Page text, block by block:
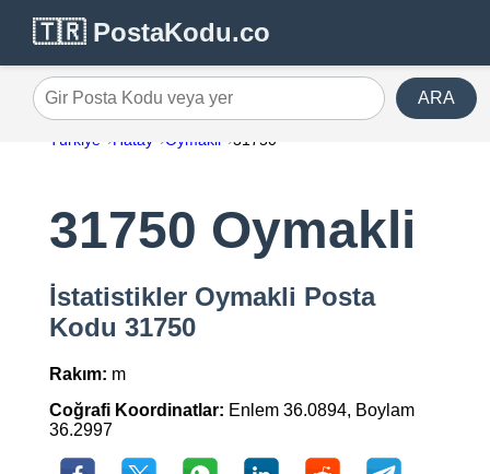
🇹🇷 PostaKodu.co
Gir Posta Kodu veya yer ARA
Türkiye Hatay Oymakli 31750
31750 Oymakli
İstatistikler Oymakli Posta
Kodu 31750
Rakım: m
Coğrafi Koordinatlar: Enlem 36.0894, Boylam
36.2997